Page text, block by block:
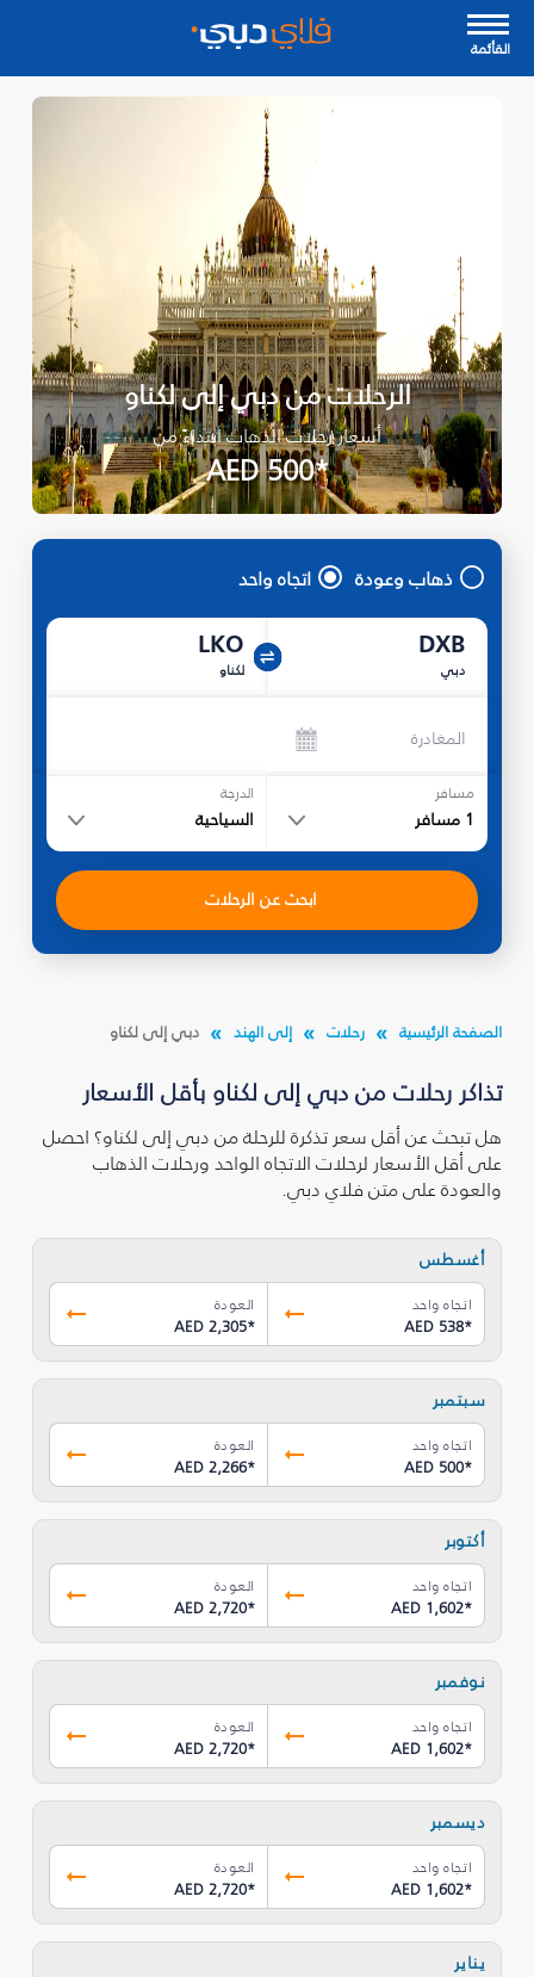
القأئمة
الرحلات من دبي إلى لكناو
أسعار رحلات الذهاب ابتداءً من
*AED 500
ذهاب وعودة اتجاه واحد
DXB
دبي
LKO
لكناو
المغادرة
مسافر
1 مسافر
الدرجة
السياحية
ابحث عن الرحلات
الصفحة الرئيسية رحلات إلى الهند دبي إلى لكناو
تذاكر رحلات من دبي إلى لكناو بأقل الأسعار
هل تبحث عن أقل سعر تذكرة للرحلة من دبي إلى لكناو؟ احصل
على أقل الأسعار لرحلات الاتجاه الواحد ورحلات الذهاب
والعودة على متن فلاي دبي.
أغسطس
اتجاه واحد
AED 538*
العودة
AED 2,305*
سبتمبر
اتجاه واحد
AED 500*
العودة
AED 2,266*
أكتوبر
اتجاه واحد
AED 1,602*
العودة
AED 2,720*
نوفمبر
اتجاه واحد
AED 1,602*
العودة
AED 2,720*
ديسمبر
اتجاه واحد
AED 1,602*
العودة
AED 2,720*
يناير